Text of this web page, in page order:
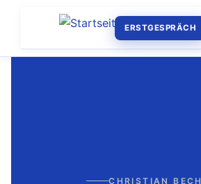
ERSTGESPRÄCH
CHRISTIAN BECH